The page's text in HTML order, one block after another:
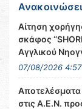
Αίτηση
σκάφος
Αγγλικού
07/08/2026
στις Α.Ε.Ν.